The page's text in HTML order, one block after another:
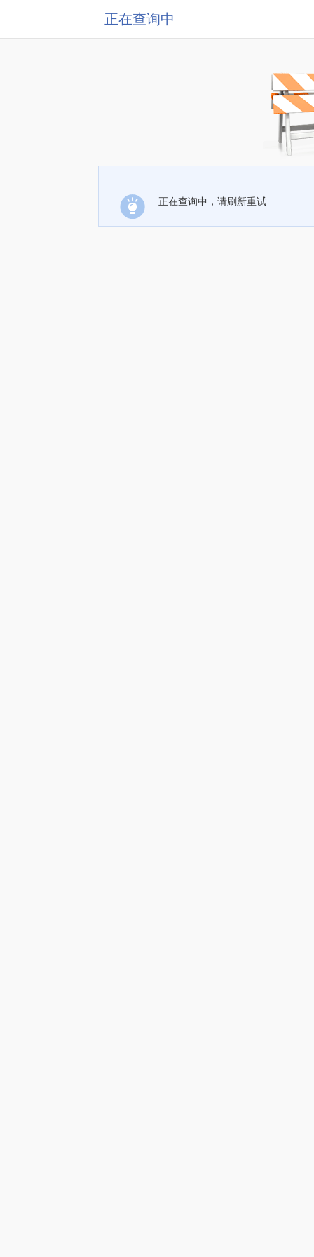
正在查询中
正在查询中，请刷新重试